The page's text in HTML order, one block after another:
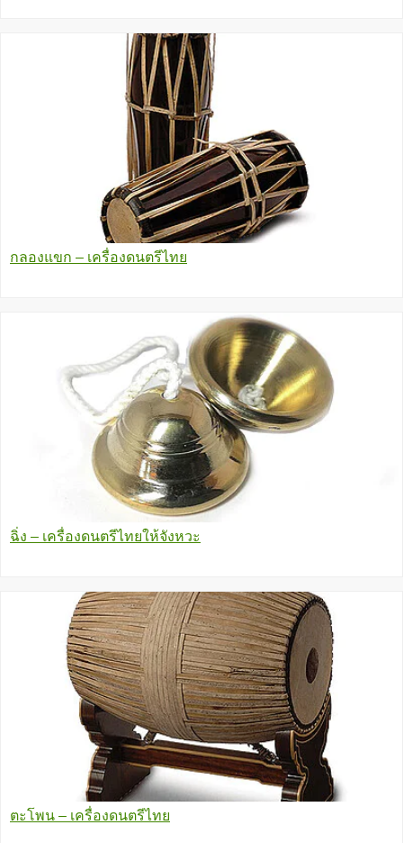
กลองแขก – เครื่องดนตรีไทย
ฉิ่ง – เครื่องดนตรีไทยให้จังหวะ
ตะโพน – เครื่องดนตรีไทย